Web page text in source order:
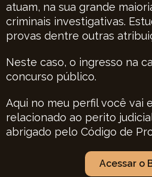
atuam, na sua grande
criminais investigativas.
provas dentre outras
Neste caso, o ingresso na
concurso público.
Aqui no meu perfil você vai
relacionado ao perito
abrigado pelo Código de
Acessar o